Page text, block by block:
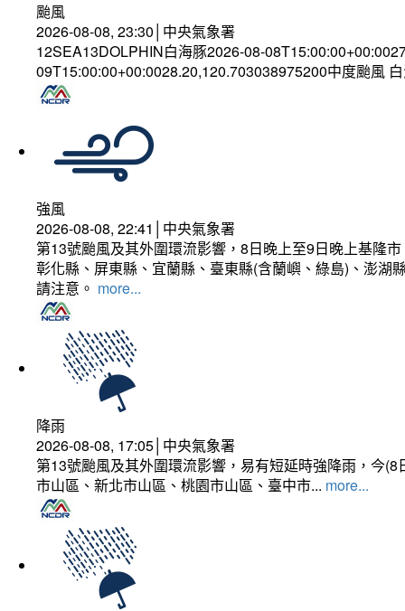
颱風
2026-08-08, 23:30│中央氣象署
12SEA13DOLPHIN白海豚2026-08-
09T15:00:00+00:0028.20,120.703038975200中度颱風
強風
2026-08-08, 22:41│中央氣象署
第13號颱風及其外圍環流影響，8日晚上至9日晚上基隆
彰化縣、屏東縣、宜蘭縣、臺東縣(含蘭嶼、綠島)、澎湖
請注意。 more...
降雨
2026-08-08, 17:05│中央氣象署
第13號颱風及其外圍環流影響，易有短延時強降雨，今
市山區、新北市山區、桃園市山區、臺中市... more...